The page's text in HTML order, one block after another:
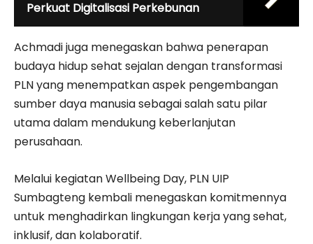
Perkuat Digitalisasi Perkebunan
Achmadi juga menegaskan bahwa penerapan
budaya hidup sehat sejalan dengan transformasi
PLN yang menempatkan aspek pengembangan
sumber daya manusia sebagai salah satu pilar
utama dalam mendukung keberlanjutan
perusahaan.
Melalui kegiatan Wellbeing Day, PLN UIP
Sumbagteng kembali menegaskan komitmennya
untuk menghadirkan lingkungan kerja yang sehat,
inklusif, dan kolaboratif.